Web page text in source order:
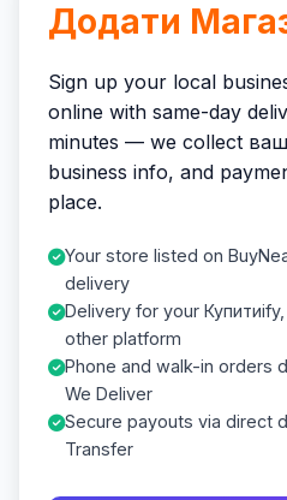
Додати
Sign up your local
online with same-day
minutes — we collect
business info, and
place.
Your store listed on
delivery
Delivery for your
other platform
Phone and walk-in orders
We Deliver
Secure payouts via direct
Transfer